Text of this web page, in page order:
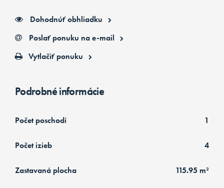
Dohodnúť obhliadku
Poslať ponuku na e-mail
Vytlačiť ponuku
Podrobné informácie
Počet poschodí 1
Počet izieb 4
Zastavaná plocha 115.95 m²